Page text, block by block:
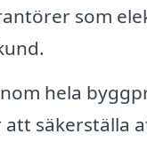
som
hela
säkerställa